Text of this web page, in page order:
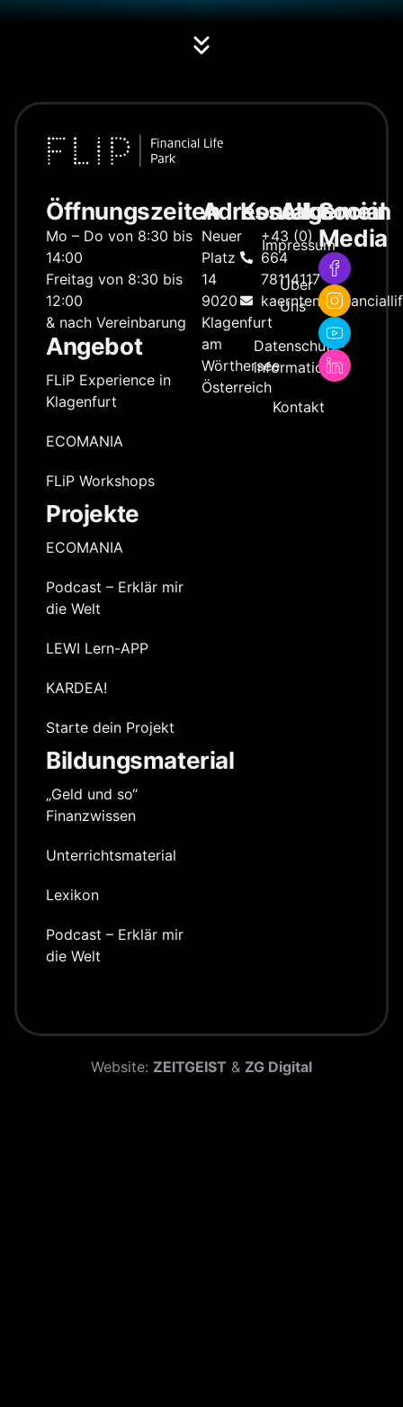
Öffnungszeiten
Mo – Do von 8:30 bis
14:00
Freitag von 8:30 bis
12:00
& nach Vereinbarung
Angebot
FLiP Experience in
Klagenfurt
ECOMANIA
FLiP Workshops
Projekte
ECOMANIA
Podcast – Erklär mir
die Welt
LEWI Lern-APP
KARDEA!
Starte dein Projekt
Bildungsmaterial
„Geld und so“
Finanzwissen
Unterrichts­material
Lexikon
Podcast – Erklär mir
die Welt
Adresse
Neuer
Platz
14
9020
Klagenfurt
am
Wörthersee
Österreich
Kontakt
+43 (0)
664
78114117
Allgemein
Impressum
Über
Uns
Datenschutz­
information
Kontakt
Social
Media
Website: ZEITGEIST & ZG Digital